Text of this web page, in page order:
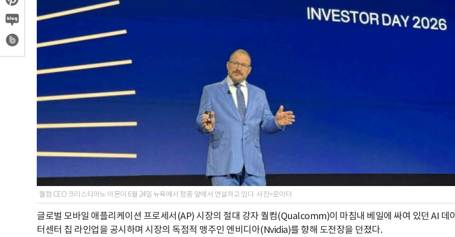
퀄컴 CEO 크리스티아노 아몬이 6월 24일 뉴욕에서 청중 앞에서 연설하고 있다. 사진=로이터
글로벌 모바일 애플리케이션 프로세서(AP) 시장의 절대 강자 퀄컴(Qualcomm)이 마침내 베일에 싸여 있던 AI 데이
터센터 칩 라인업을 공시하며 시장의 독점적 맹주인 엔비디아(Nvidia)를 향해 도전장을 던졌다.